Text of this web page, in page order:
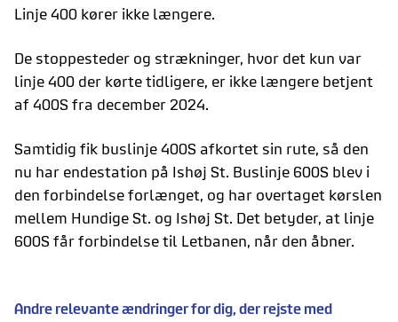
Linje 400 kører ikke længere.
De stoppesteder og strækninger, hvor det kun var
linje 400 der kørte tidligere, er ikke længere betjent
af 400S fra december 2024.
Samtidig fik buslinje 400S afkortet sin rute, så den
nu har endestation på Ishøj St. Buslinje 600S blev i
den forbindelse forlænget, og har overtaget kørslen
mellem Hundige St. og Ishøj St. Det betyder, at linje
600S får forbindelse til Letbanen, når den åbner.
Andre relevante ændringer for dig, der rejste med